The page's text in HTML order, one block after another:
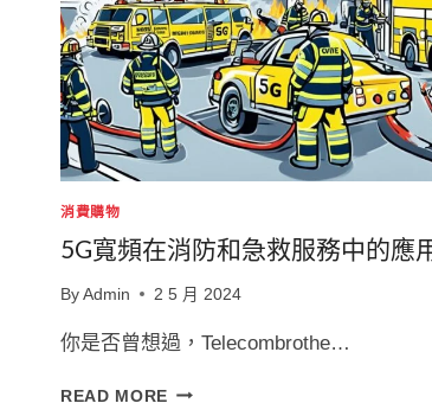
消費購物
5G寬頻在消防和急救服務中的應
By Admin 2 5 月 2024
你是否曾想過，Telecombrothe…
READ MORE 5G